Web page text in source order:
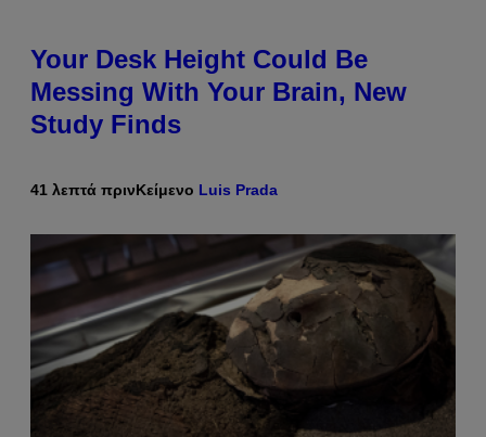
Your Desk Height Could Be
Messing With Your Brain, New
Study Finds
41 λεπτά πρινΚείμενο Luis Prada